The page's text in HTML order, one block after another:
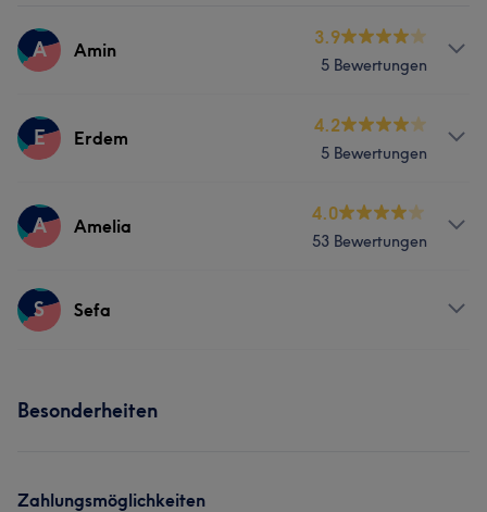
A Amin
3.9
5 Bewertungen
Services
E Erdem
4.2
5 Bewertungen
Services
A Amelia
4.0
53 Bewertungen
Services
S Sefa
Besonderheiten
Zahlungsmöglichkeiten